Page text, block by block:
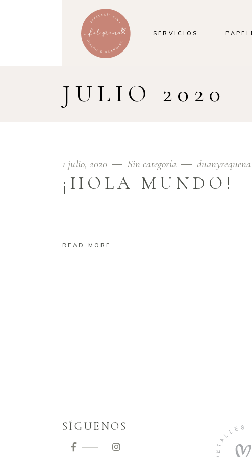
SERVICIOS
JULIO 2020
1 julio, 2020 Sin categoría duanyrequena
¡HOLA MUNDO!
READ MORE
SÍGUENOS